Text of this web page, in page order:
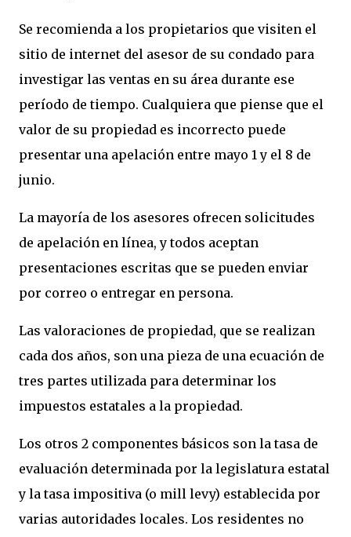
Se recomienda a los propietarios que visiten el
sitio de internet del asesor de su condado para
investigar las ventas en su área durante ese
período de tiempo. Cualquiera que piense que el
valor de su propiedad es incorrecto puede
presentar una apelación entre mayo 1 y el 8 de
junio.
La mayoría de los asesores ofrecen solicitudes
de apelación en línea, y todos aceptan
presentaciones escritas que se pueden enviar
por correo o entregar en persona.
Las valoraciones de propiedad, que se realizan
cada dos años, son una pieza de una ecuación de
tres partes utilizada para determinar los
impuestos estatales a la propiedad.
Los otros 2 componentes básicos son la tasa de
evaluación determinada por la legislatura estatal
y la tasa impositiva (o mill levy) establecida por
varias autoridades locales. Los residentes no